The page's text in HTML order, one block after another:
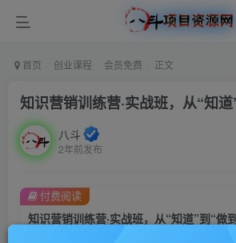
首页 创业课程 会员免费 正文
知识营销训练营·实战班，从“知
八斗
2年前发布
知识营销训练营·实战班，从“知道”到“做
付费阅读